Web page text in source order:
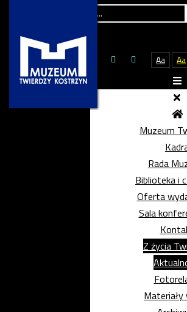
Aa Aa
Muzeum
Rada
Biblioteka i
Oferta
Sala
Z życia
Materiały